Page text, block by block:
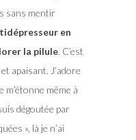
sans mentir
en
la pilule. C’est
apaisant. J’adore
même à
dégoutée par
», là je n’ai